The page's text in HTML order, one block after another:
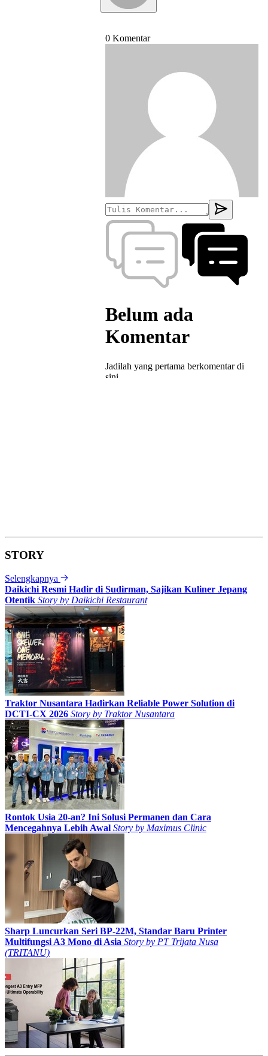
STORY
Selengkapnya
Daikichi Resmi Hadir di Sudirman, Sajikan Kuliner Jepang
Otentik Story by Daikichi Restaurant
Traktor Nusantara Hadirkan Reliable Power Solution di
DCTI-CX 2026 Story by Traktor Nusantara
Rontok Usia 20-an? Ini Solusi Permanen dan Cara
Mencegahnya Lebih Awal Story by Maximus Clinic
Sharp Luncurkan Seri BP-22M, Standar Baru Printer
Multifungsi A3 Mono di Asia Story by PT Trijata Nusa
(TRITANU)